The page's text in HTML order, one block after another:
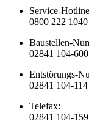
Service-
0800 222 1040
Baustellen-
02841 104-600
Entstörungs-
02841 104-114
Telefax:
02841 104-159